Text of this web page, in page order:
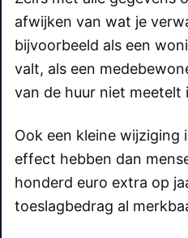
afwijken van wat je
bijvoorbeeld als een
valt, als een
van de huur niet meetelt
Ook een kleine wijziging
effect hebben dan
honderd euro extra op
toeslagbedrag al